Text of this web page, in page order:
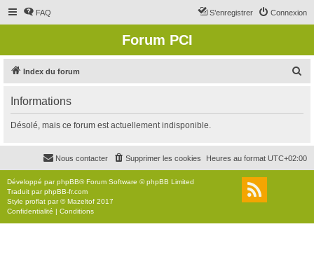
FAQ Connexion
S’enregistrer
Forum PCI
Index du forum
r
c
r
Informations
Désolé, mais ce forum est actuellement indisponible.
Heures au format UTC+02:00
Supprimer les cookies
Nous contacter
Développé parphpBB® Forum Software © phpBB Limited
Traduit parphpBB-fr.com
Style proflat par ©Mazeltof 2017
Confidentialité | Conditions